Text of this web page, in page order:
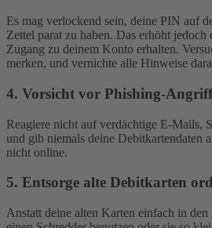
Es mag verlockend sein, deine PIN auf
Zettel parat zu haben. Das erhöht jedoch
Zugang zu deinem Konto erhalten.
merken, und vernichte alle Hinweise
4. Vorsicht vor Phishing-
Reagiere nicht auf verdächtige E-Mails,
und gib niemals deine Debitkartendaten
nicht online.
5. Entsorge alte Debitkarten
Anstatt deine alten Karten einfach in